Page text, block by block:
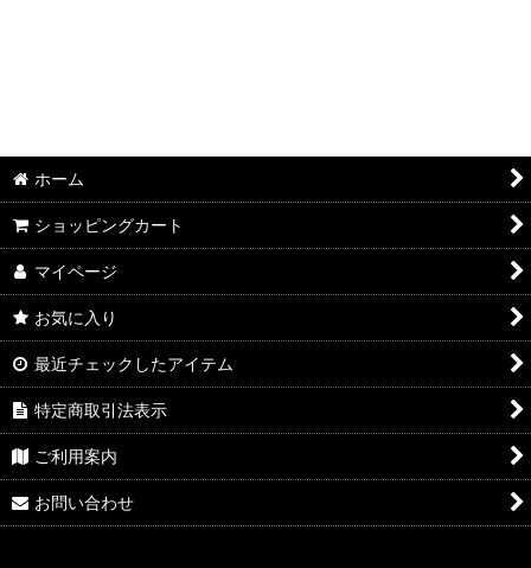
ホーム
ショッピングカート
マイページ
お気に入り
最近チェックしたアイテム
特定商取引法表示
ご利用案内
お問い合わせ